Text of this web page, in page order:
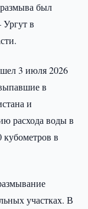
был
в
3 июля 2026
в
и
расхода воды в
в
участках. В